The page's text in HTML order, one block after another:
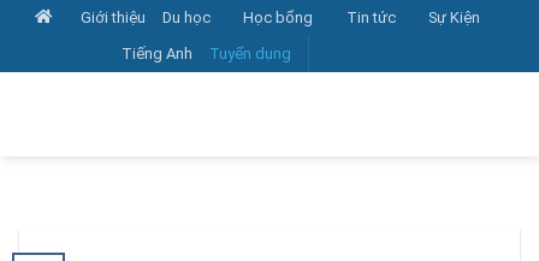
Skip
content
Giới thiệu Du học Học bổng Tin tức
Sự Kiện
Tiếng Anh
Tuyển dụng